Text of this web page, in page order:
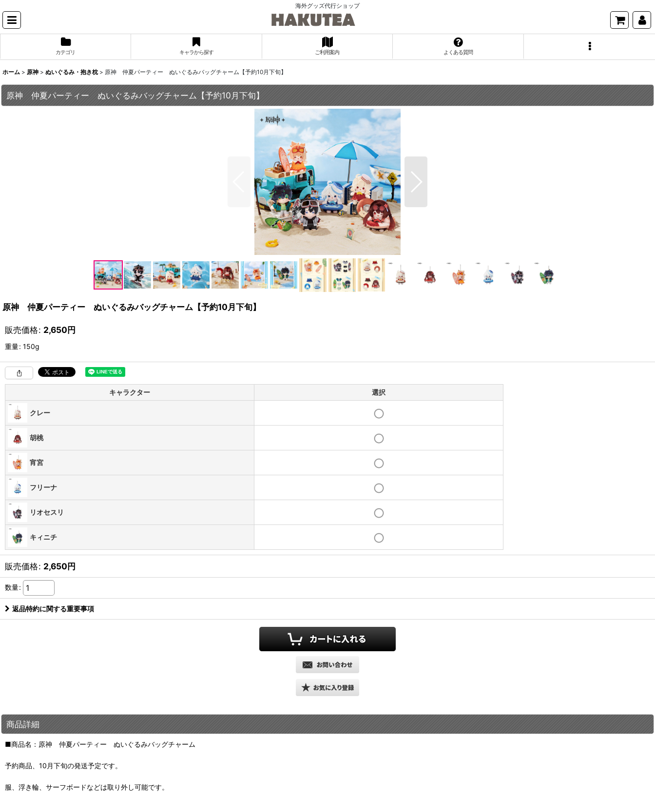
海外グッズ代行ショップ
カテゴリ キャラから探す ご利用案内 よくある質問
ホーム > 原神 > ぬいぐるみ・抱き枕 > 原神 仲夏パーティー ぬいぐるみバッグチャーム【予約10月下旬】
原神 仲夏パーティー ぬいぐるみバッグチャーム【予約10月下旬】
原神 仲夏パーティー ぬいぐるみバッグチャーム【予約10月下旬】
販売価格: 2,650円
重量: 150g
キャラクター 選択
クレー
胡桃
宵宮
フリーナ
リオセスリ
キィニチ
販売価格: 2,650円
数量:
返品特約に関する重要事項
商品詳細
■商品名：原神 仲夏パーティー ぬいぐるみバッグチャーム
予約商品、10月下旬の発送予定です。
服、浮き輪、サーフボードなどは取り外し可能です。